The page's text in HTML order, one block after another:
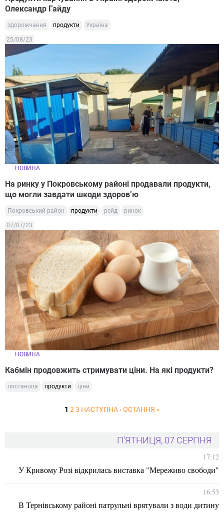
Олександр Гайду
здорожчання продукти Україна
25/08/23
НОВИНА
На ринку у Покровському районі продавали продукти,
що могли завдати шкоди здоров’ю
Покровський район продукти рейд ринок
07/07/23
НОВИНА
Кабмін продовжить стримувати ціни. На які продукти?
постанова продукти ціни
1 2 3 НАСТУПНА › ОСТАННЯ »
П'ЯТНИЦЯ, 07 СЕРПНЯ
17:12
У Кривому Розі відкрилась виставка "Мереживо свободи"
16:53
В Тернівському районі патрульні врятували з води дитину